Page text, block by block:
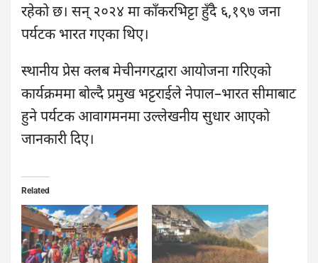
रहेको छ। सन् २०२४ मा काँकरभिट्टा हुँदै ६,१९७ जना
पर्यटक भारत गएका थिए।
स्थानीय प्रेस क्लब मेचीनगरद्वारा आयोजना गरिएको
कार्यक्रममा बोल्दै प्रमुख भट्टराईले नेपाल–भारत सीमाबाट
हुने पर्यटक आवागमनमा उल्लेखनीय सुधार आएको
जानकारी दिए।
Related